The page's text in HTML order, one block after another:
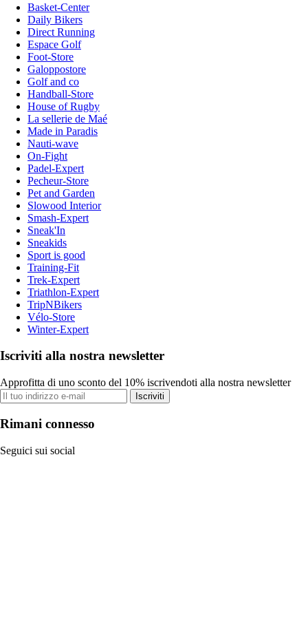
Basket-Center
Daily Bikers
Direct Running
Espace Golf
Foot-Store
Galoppostore
Golf and co
Handball-Store
House of Rugby
La sellerie de Maé
Made in Paradis
Nauti-wave
On-Fight
Padel-Expert
Pecheur-Store
Pet and Garden
Slowood Interior
Smash-Expert
Sneak'In
Sneakids
Sport is good
Training-Fit
Trek-Expert
Triathlon-Expert
TripNBikers
Vélo-Store
Winter-Expert
Iscriviti alla nostra newsletter
Approfitta di uno sconto del 10% iscrivendoti alla nostra newsletter
Iscriviti
Rimani connesso
Seguici sui social